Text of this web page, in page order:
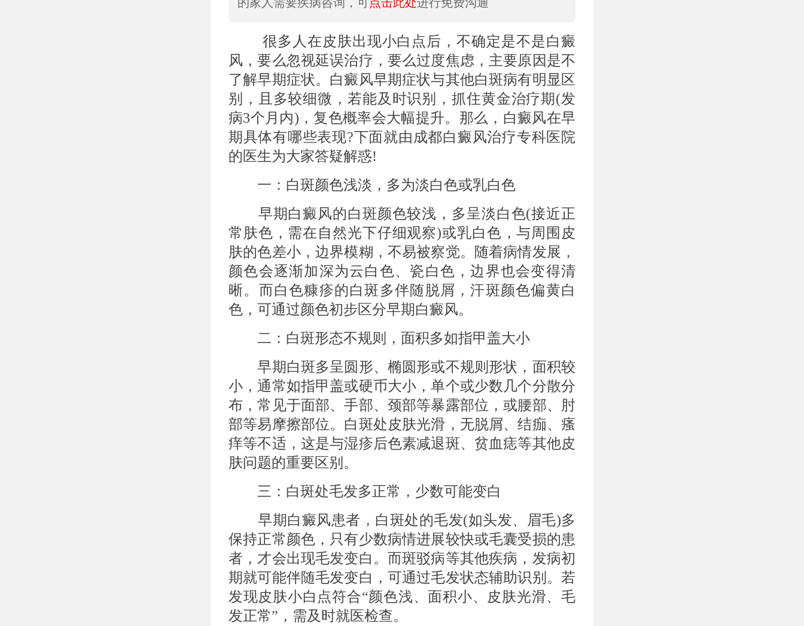
很多人在皮肤出现小白点后，不确定是不是白癜
风，要么忽视延误治疗，要么过度焦虑，主要原因是不
了解早期症状。白癜风早期症状与其他白斑病有明显区
别，且多较细微，若能及时识别，抓住黄金治疗期(发
病3个月内)，复色概率会大幅提升。那么，白癜风在早
期具体有哪些表现?下面就由成都白癜风治疗专科医院
的医生为大家答疑解惑!
一：白斑颜色浅淡，多为淡白色或乳白色
早期白癜风的白斑颜色较浅，多呈淡白色(接近正
常肤色，需在自然光下仔细观察)或乳白色，与周围皮
肤的色差小，边界模糊，不易被察觉。随着病情发展，
颜色会逐渐加深为云白色、瓷白色，边界也会变得清
晰。而白色糠疹的白斑多伴随脱屑，汗斑颜色偏黄白
色，可通过颜色初步区分早期白癜风。
二：白斑形态不规则，面积多如指甲盖大小
早期白斑多呈圆形、椭圆形或不规则形状，面积较
小，通常如指甲盖或硬币大小，单个或少数几个分散分
布，常见于面部、手部、颈部等暴露部位，或腰部、肘
部等易摩擦部位。白斑处皮肤光滑，无脱屑、结痂、瘙
痒等不适，这是与湿疹后色素减退斑、贫血痣等其他皮
肤问题的重要区别。
三：白斑处毛发多正常，少数可能变白
早期白癜风患者，白斑处的毛发(如头发、眉毛)多
保持正常颜色，只有少数病情进展较快或毛囊受损的患
者，才会出现毛发变白。而斑驳病等其他疾病，发病初
期就可能伴随毛发变白，可通过毛发状态辅助识别。若
发现皮肤小白点符合“颜色浅、面积小、皮肤光滑、毛
发正常”，需及时就医检查。